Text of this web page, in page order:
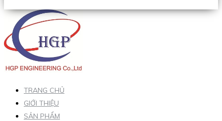
TRANG CHỦ
GIỚI THIỆU
SẢN PHẨM